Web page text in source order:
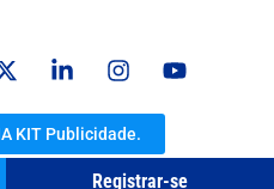
Registrar-se
KIT Publicidade.